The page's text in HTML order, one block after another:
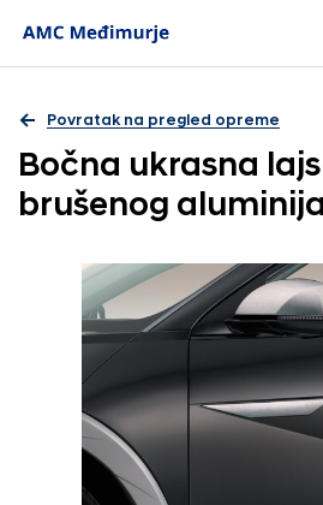
Povratak na pregled opreme
Bočna ukrasna
brušenog aluminija